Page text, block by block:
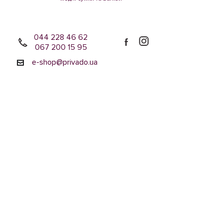
044 228 46 62
067 200 15 95
e-shop@privado.ua